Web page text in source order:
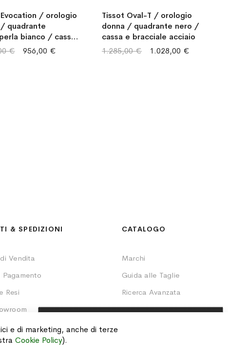
/ orologio
quadrante
bianco / cassa
acciaio
956,00 €
€
Tissot Oval-T / orologio
donna / quadrante nero /
cassa e bracciale acciaio
1.028,00 €
1.285,00 €
& SPEDIZIONI
Vendita
Resi
Ordini
CATALOGO
Marchi
Guida alle Taglie
Ricerca Avanzata
Lista Nozze
e di marketing, anche di terze
Cookie Policy).
SCOPRI IL PREZZO
A TE DEDICATO